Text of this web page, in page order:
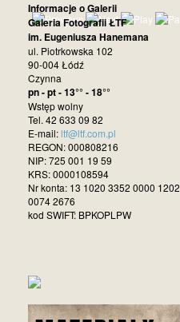
Informacje o Galerii
Galeria Fotografii ŁTF
im. Eugeniusza Hanemana
ul. Piotrkowska 102
90-004 Łódź
Czynna
pn - pt - 13°° - 18°°
Wstęp wolny
Tel. 42 633 09 82
E-mail:ltf@ltf.com.pl
REGON: 000808216
NIP: 725 001 19 59
KRS: 0000108594
Nr konta: 13 1020 3352 0000 1202
0074 2676
kod SWIFT: BPKOPLPW